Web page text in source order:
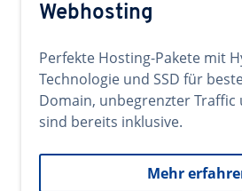
Webhosting
Perfekte Hosting-Pakete mit
Technologie und SSD für
Domain, unbegrenzter Traffic
sind bereits inklusive.
Mehr